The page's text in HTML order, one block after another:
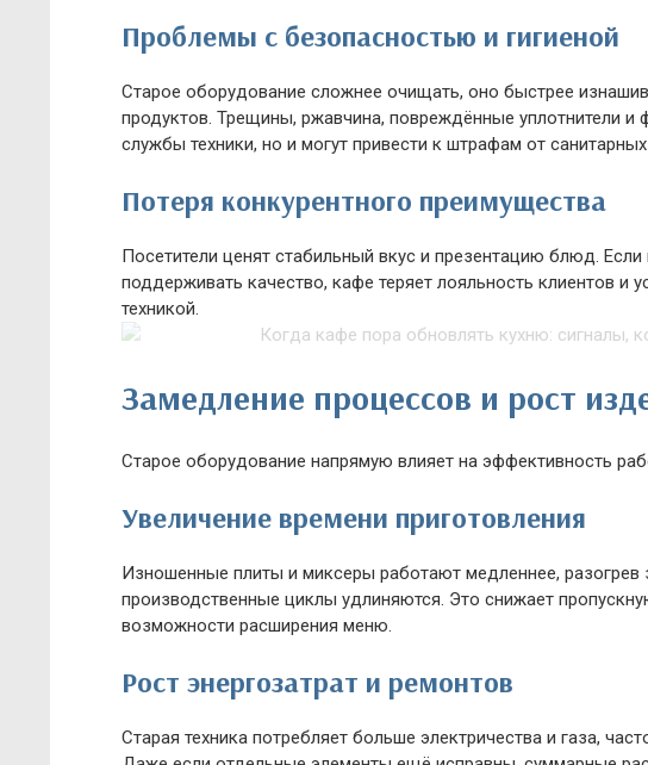
Проблемы с безопасностью и гигиеной
Старое оборудование сложнее очищать, оно быстрее
продуктов. Трещины, ржавчина, повреждённые уплотнители
службы техники, но и могут привести к штрафам от
Потеря конкурентного преимущества
Посетители ценят стабильный вкус и презентацию блюд. Если
поддерживать качество, кафе теряет лояльность клиентов и
техникой.
Замедление процессов и рост
Старое оборудование напрямую влияет на эффективность
Увеличение времени приготовления
Изношенные плиты и миксеры работают медленнее, разогрев
производственные циклы удлиняются. Это снижает
возможности расширения меню.
Рост энергозатрат и ремонтов
Старая техника потребляет больше электричества и газа,